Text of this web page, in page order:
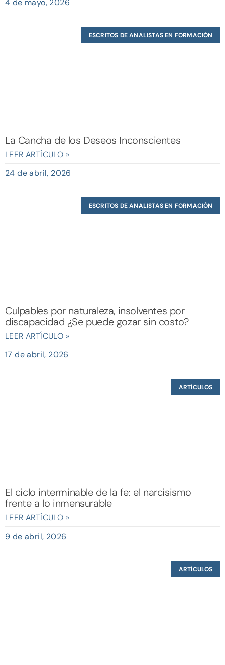
4 de mayo, 2026
ESCRITOS DE ANALISTAS EN FORMACIÓN
La Cancha de los Deseos Inconscientes
LEER ARTÍCULO »
24 de abril, 2026
ESCRITOS DE ANALISTAS EN FORMACIÓN
Culpables por naturaleza, insolventes por
discapacidad ¿Se puede gozar sin costo?
LEER ARTÍCULO »
17 de abril, 2026
ARTÍCULOS
El ciclo interminable de la fe: el narcisismo
frente a lo inmensurable
LEER ARTÍCULO »
9 de abril, 2026
ARTÍCULOS